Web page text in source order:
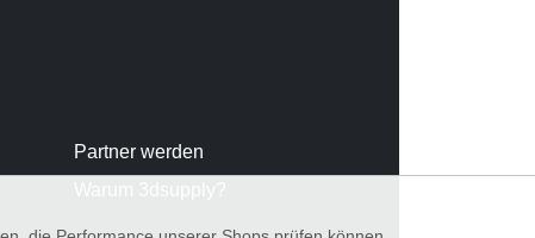
Partner werden